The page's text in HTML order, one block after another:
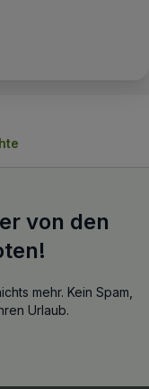
von den
mehr. Kein Spam,
Urlaub.